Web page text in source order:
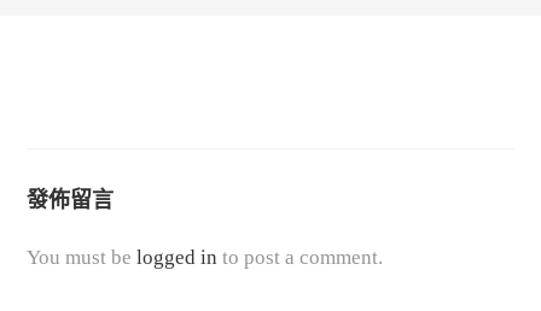
發佈留言
You must belogged in to post a comment.